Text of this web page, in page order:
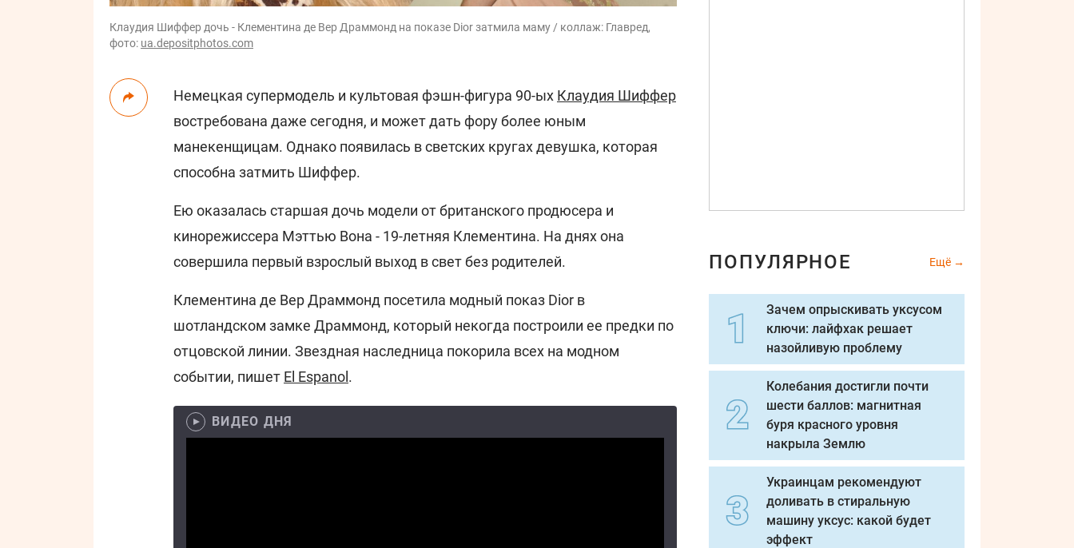
Клаудия Шиффер дочь - Клементина де Вер Драммонд на показе Dior затмила маму / коллаж: Главред,
фото: ua.depositphotos.com
Немецкая супермодель и культовая фэшн-фигура 90-ых Клаудия Шиффер
востребована даже сегодня, и может дать фору более юным
манекенщицам. Однако появилась в светских кругах девушка, которая
способна затмить Шиффер.
Ею оказалась старшая дочь модели от британского продюсера и
кинорежиссера Мэттью Вона - 19-летняя Клементина. На днях она
совершила первый взрослый выход в свет без родителей.
Клементина де Вер Драммонд посетила модный показ Dior в
шотландском замке Драммонд, который некогда построили ее предки по
отцовской линии. Звездная наследница покорила всех на модном
событии, пишет El Espanol .
ВИДЕО ДНЯ
ПОПУЛЯРНОЕ Ещё
Зачем опрыскивать уксусом
ключи: лайфхак решает
назойливую проблему
Колебания достигли почти
шести баллов: магнитная
буря красного уровня
накрыла Землю
Украинцам рекомендуют
доливать в стиральную
машину уксус: какой будет
эффект